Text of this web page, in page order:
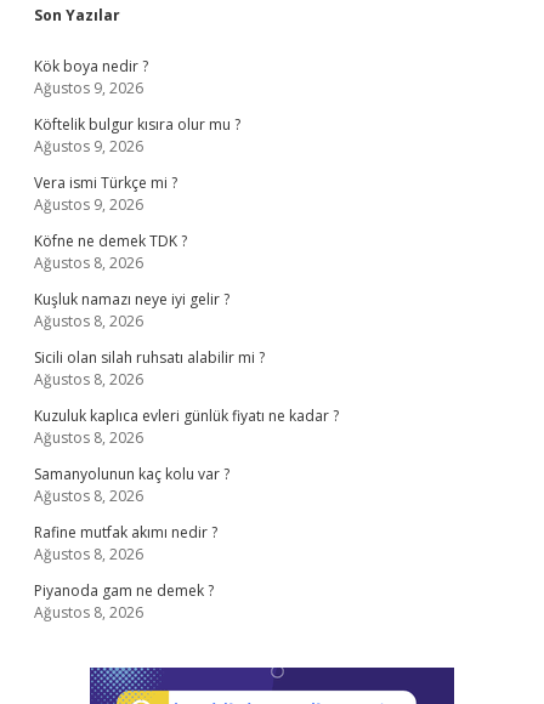
Sidebar
Son Yazılar
Kök boya nedir ?
Ağustos 9, 2026
Köftelik bulgur kısıra olur mu ?
Ağustos 9, 2026
Vera ismi Türkçe mi ?
Ağustos 9, 2026
Köfne ne demek TDK ?
Ağustos 8, 2026
Kuşluk namazı neye iyi gelir ?
Ağustos 8, 2026
Sicili olan silah ruhsatı alabilir mi ?
Ağustos 8, 2026
Kuzuluk kaplıca evleri günlük fiyatı ne kadar ?
Ağustos 8, 2026
Samanyolunun kaç kolu var ?
Ağustos 8, 2026
Rafine mutfak akımı nedir ?
Ağustos 8, 2026
Piyanoda gam ne demek ?
Ağustos 8, 2026